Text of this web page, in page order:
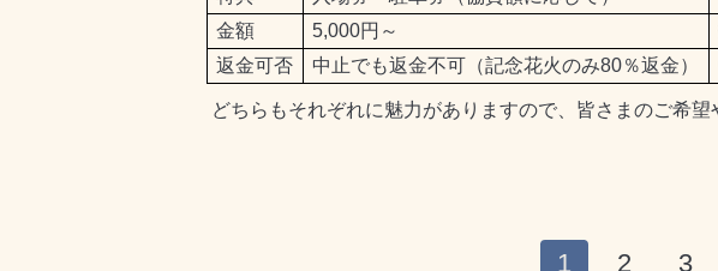
金額
5,000円～
返金可否
中止でも返金不可（記念花火のみ80％返金）
どちらもそれぞれに魅力がありますので、皆さまのご希望
1 2 3